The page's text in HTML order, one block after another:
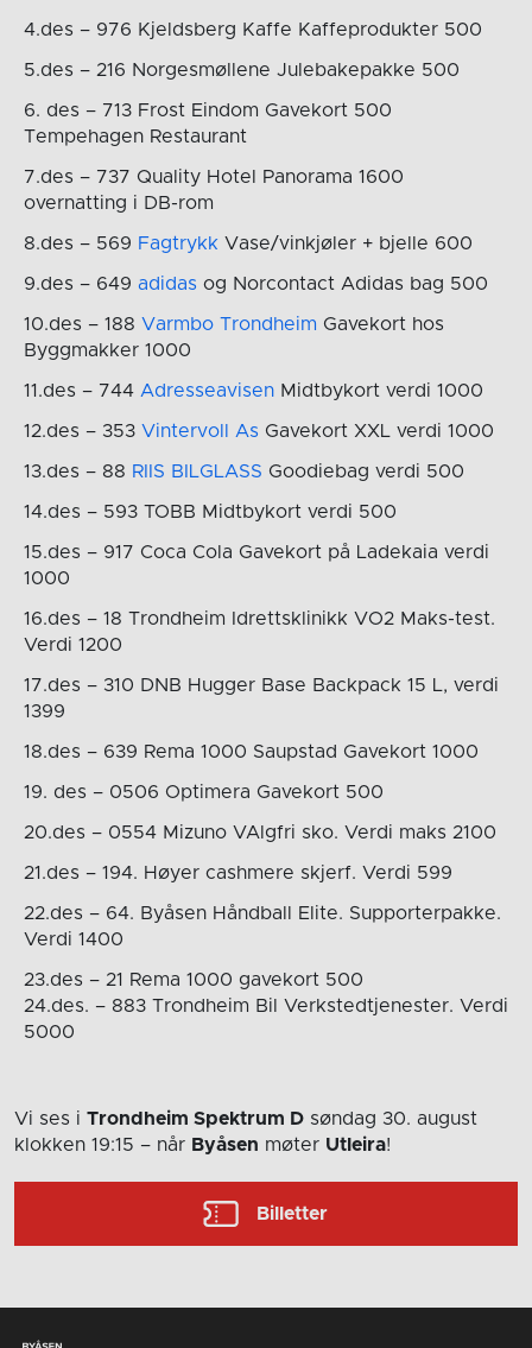
4.des – 976 Kjeldsberg Kaffe Kaffeprodukter 500
5.des – 216 Norgesmøllene Julebakepakke 500
6. des – 713 Frost Eindom Gavekort 500
Tempehagen Restaurant
7.des – 737 Quality Hotel Panorama 1600
overnatting i DB-rom
8.des – 569 FagtrykkVase/vinkjøler + bjelle 600
9.des – 649 adidas og Norcontact Adidas bag 500
10.des – 188 Varmbo Trondheim Gavekort hos
Byggmakker 1000
11.des – 744 AdresseavisenMidtbykort verdi 1000
12.des – 353 Vintervoll As Gavekort XXL verdi 1000
13.des – 88 RIIS BILGLASS Goodiebag verdi 500
14.des – 593 TOBB Midtbykort verdi 500
15.des – 917 Coca Cola Gavekort på Ladekaia verdi
1000
16.des – 18 Trondheim Idrettsklinikk VO2 Maks-test.
Verdi 1200
17.des – 310 DNB Hugger Base Backpack 15 L, verdi
1399
18.des – 639 Rema 1000 Saupstad Gavekort 1000
19. des – 0506 Optimera Gavekort 500
20.des – 0554 Mizuno VAlgfri sko. Verdi maks 2100
21.des – 194. Høyer cashmere skjerf. Verdi 599
22.des – 64. Byåsen Håndball Elite. Supporterpakke.
Verdi 1400
23.des – 21 Rema 1000 gavekort 500
24.des. – 883 Trondheim Bil Verkstedtjenester. Verdi
5000
Vi ses i Trondheim Spektrum D søndag 30. august
klokken 19:15 – når Byåsen møter Utleira!
Billetter